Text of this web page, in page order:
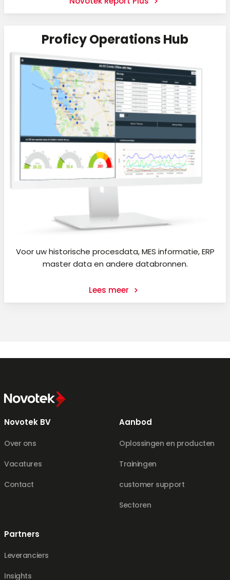
Proficy Operations Hub
Voor uw historische procesdata, MES informatie, ERP
master data en andere databronnen.
Lees meer
Novotek BV
Over ons
Vacatures
Contact
Aanbod
Oplossingen en producten
Trainingen
customer support
Sectoren
Partners
Leveranciers
Insights